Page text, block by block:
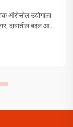
ऑरोसोल उद्योगाला
दाबातील बदल आणि